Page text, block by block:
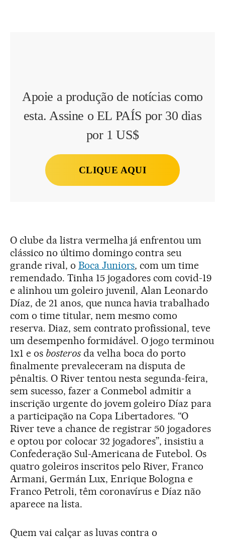
Apoie a produção de notícias como
esta. Assine o EL PAÍS por 30 dias
por 1 US$
CLIQUE AQUI
O clube da listra vermelha já enfrentou um
clássico no último domingo contra seu
grande rival, o Boca Juniors, com um time
remendado. Tinha 15 jogadores com covid-19
e alinhou um goleiro juvenil, Alan Leonardo
Díaz, de 21 anos, que nunca havia trabalhado
com o time titular, nem mesmo como
reserva. Diaz, sem contrato profissional, teve
um desempenho formidável. O jogo terminou
1x1 e os bosterosda velha boca do porto
finalmente prevaleceram na disputa de
pênaltis. O River tentou nesta segunda-feira,
sem sucesso, fazer a Conmebol admitir a
inscrição urgente do jovem goleiro Díaz para
a participação na Copa Libertadores. “O
River teve a chance de registrar 50 jogadores
e optou por colocar 32 jogadores”, insistiu a
Confederação Sul-Americana de Futebol. Os
quatro goleiros inscritos pelo River, Franco
Armani, Germán Lux, Enrique Bologna e
Franco Petroli, têm coronavírus e Díaz não
aparece na lista.
Quem vai calçar as luvas contra o